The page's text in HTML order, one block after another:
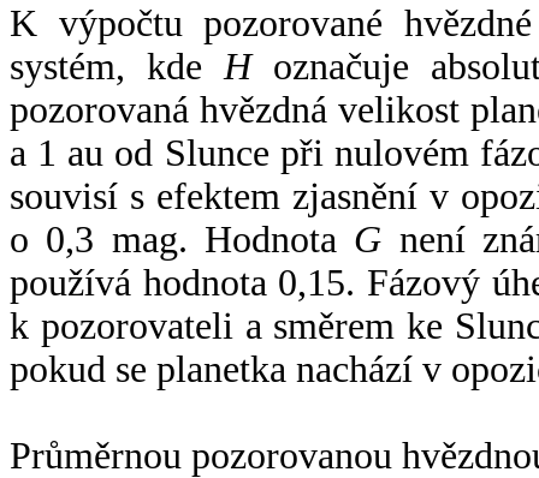
K výpočtu pozorované
systém, kde Hoznačuje
pozorovaná hvězdná velikost
a 1 au od Slunce při nulovém
souvisí s efektem zjasnění v
o 0,3 mag. Hodnota G není
používá hodnota 0,15. Fázový
k pozorovateli a směrem ke
pokud se planetka nachází v
Průměrnou pozorovanou